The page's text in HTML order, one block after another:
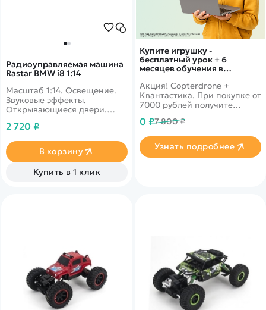
Купите игрушку -
бесплатный урок + 6
месяцев обучения в
Акция! Copterdrone +
Квантастика. При покупке от
7000 рублей получите
нашего партнера
0 ₽7 800 ₽
Узнать подробнее
Радиоуправляемая машина
Rastar BMW i8 1:14
Масштаб 1:14. Освещение.
Звуковые эффекты.
Открывающиеся двери.
2 720 ₽
В корзину
Купить в 1 клик